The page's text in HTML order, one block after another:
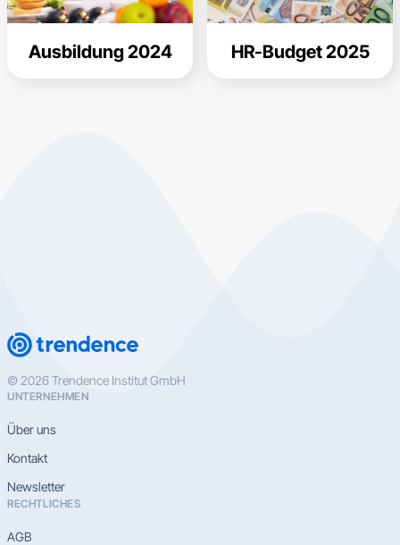
Ausbildung 2024 HR-Budget 2025
© 2026 Trendence Institut GmbH
UNTERNEHMEN
Über uns
Kontakt
Newsletter
RECHTLICHES
AGB